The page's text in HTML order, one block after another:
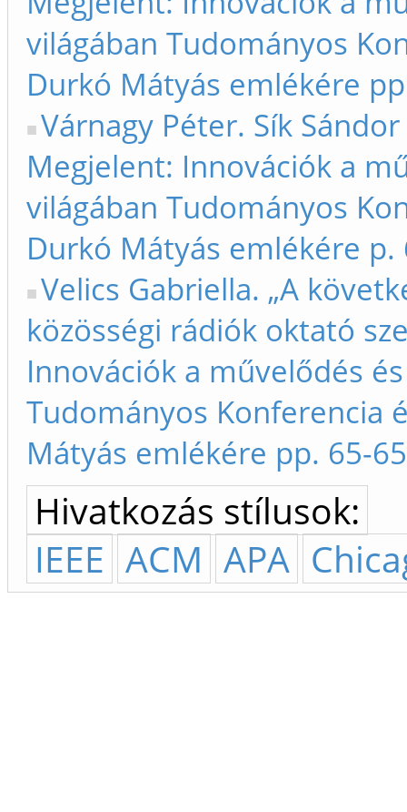
világában Tudományos
Durkó Mátyás emlékére
Várnagy Péter. Sík
Megjelent: Innovációk a
világában Tudományos
Durkó Mátyás emlékére p.
Velics Gabriella. „A
közösségi rádiók oktató
Innovációk a művelődés
Tudományos Konferencia
Mátyás emlékére pp. 65-65
Hivatkozás stílusok:
IEEE ACM APA